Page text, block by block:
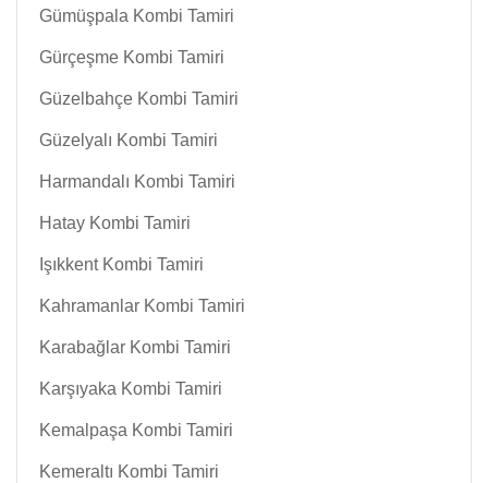
Gümüşpala Kombi Tamiri
Gürçeşme Kombi Tamiri
Güzelbahçe Kombi Tamiri
Güzelyalı Kombi Tamiri
Harmandalı Kombi Tamiri
Hatay Kombi Tamiri
Işıkkent Kombi Tamiri
Kahramanlar Kombi Tamiri
Karabağlar Kombi Tamiri
Karşıyaka Kombi Tamiri
Kemalpaşa Kombi Tamiri
Kemeraltı Kombi Tamiri